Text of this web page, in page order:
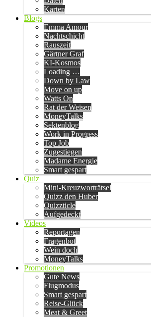
Karten
Blogs
Emma Amour
Nachtschicht
Rauszeit
Gärtner Graf
KI-Kosmos
Loading …
Down by Law
Move on up
Watts On
Rat der Weisen
MoneyTalks
Sektenblog
Work in Progress
Top Job
Zugestiegen
Madame Energie
Smart gespart
Quiz
Mini-Kreuzworträtsel
Quizz den Huber
Quizzticle
Aufgedeckt
Videos
Reportagen
Fragenbot
Wein doch
MoneyTalks
Promotionen
Gute News
Flugmodus
Smart gespart
Reise-Glück
Meat & Greet